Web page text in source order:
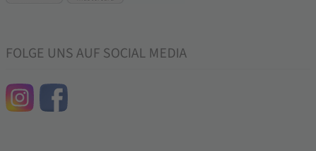
FOLGE UNS AUF SOCIAL MEDIA